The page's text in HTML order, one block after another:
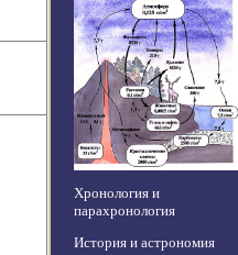
Хронология и
парахронология
История и астрономия